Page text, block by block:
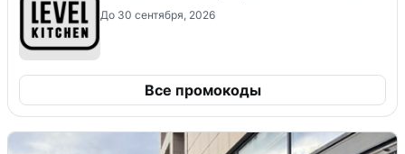
До 30 сентября, 2026
Все промокоды